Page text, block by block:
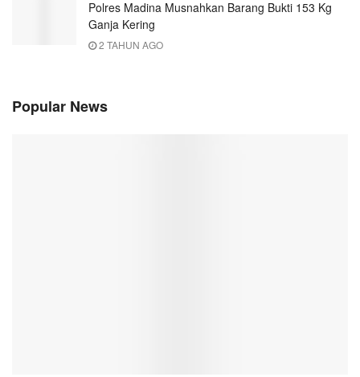
Polres Madina Musnahkan Barang Bukti 153 Kg
Ganja Kering
2 TAHUN AGO
Popular News